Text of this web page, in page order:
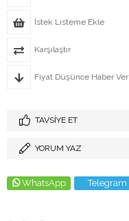
İstek Listeme Ekle
Karşılaştır
Fiyat Düşünce Haber Ver
TAVSIYE ET
YORUM YAZ
WhatsApp Telegram